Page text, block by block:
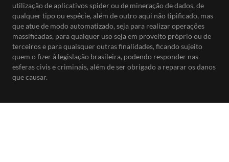
utilização de aplicativos spider ou de mineração de dados, de
qualquer tipo ou espécie, além de outro aqui não tipificado, mas
que atue de modo automatizado, seja para realizar operações
massificadas, para qualquer uso seja em proveito próprio ou de
terceiros e para quaisquer outras finalidades, ficando sujeito
quem o fizer à legislação brasileira, podendo responder nas
esferas civis e criminais, além de ser obrigado a reparar os danos
que causar.